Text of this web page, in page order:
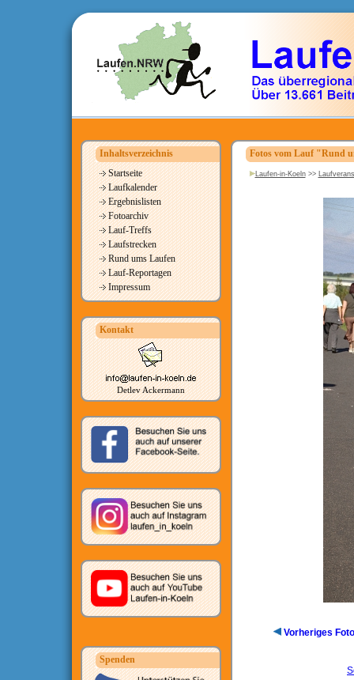
Inhaltsverzeichnis
Startseite
Laufkalender
Ergebnislisten
Fotoarchiv
Lauf-Treffs
Laufstrecken
Rund ums Laufen
Lauf-Reportagen
Impressum
Kontakt
Detlev Ackermann
Spenden
Fotos vom Lauf "Rund
Laufen-in-Koeln>>
Vorheriges Foto